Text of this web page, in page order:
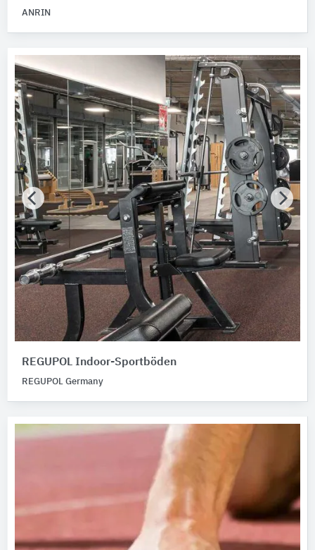
ANRIN
REGUPOL Indoor-Sportböden
REGUPOL Germany